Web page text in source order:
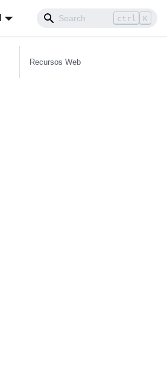
ctrl K
Recursos Web